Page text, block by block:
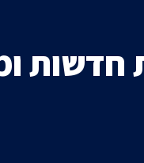
חדשות